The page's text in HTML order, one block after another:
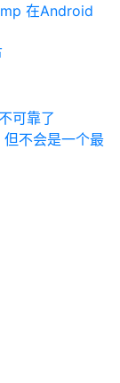
在Android
可靠了
不会是一个最